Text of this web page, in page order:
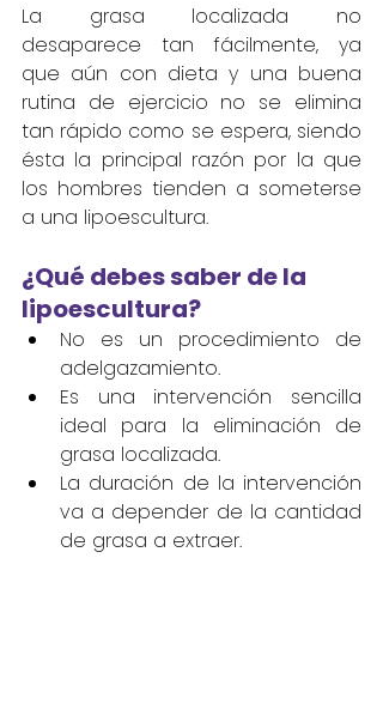
La grasa localizada no
desaparece tan fácilmente, ya
que aún con dieta y una buena
rutina de ejercicio no se elimina
tan rápido como se espera, siendo
ésta la principal razón por la que
los hombres tienden a someterse
a una lipoescultura.
¿Qué debes saber de la
lipoescultura?
No es un procedimiento de
adelgazamiento.
Es una intervención sencilla
ideal para la eliminación de
grasa localizada.
La duración de la intervención
va a depender de la cantidad
de grasa a extraer.